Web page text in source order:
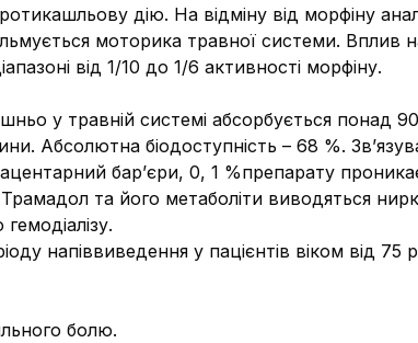
дію. На відміну від морфіну
моторика травної системи. Вплив
від 1/10 до 1/6 активності морфіну.
у травній системі абсорбується понад
Абсолютна біодоступність – 68 %.
бар’єри, 0, 1 %препарату
та його метаболіти виводяться
напіввиведення у пацієнтів віком від 75
болю.